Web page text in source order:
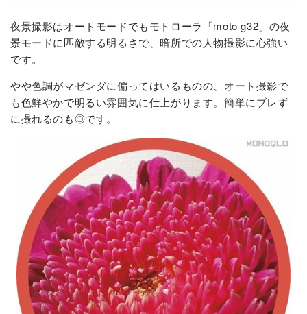
夜景撮影はオートモードでもモトローラ「moto g32」の夜
景モードに匹敵する明るさで、暗所での人物撮影に心強い
です。
やや色調がマゼンダに偏ってはいるものの、オート撮影で
も色鮮やかで明るい雰囲気に仕上がります。簡単にブレず
に撮れるのも◎です。